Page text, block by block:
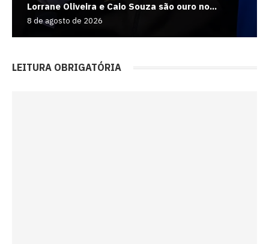
Lorrane Oliveira e Caio Souza são ouro no...
8 de agosto de 2026
LEITURA OBRIGATÓRIA